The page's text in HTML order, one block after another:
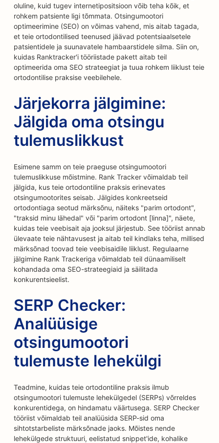
oluline, kuid tugev internetipositsioon võib teha kõik, et
rohkem patsiente ligi tõmmata. Otsingumootori
optimeerimine (SEO) on võimas vahend, mis aitab tagada,
et teie ortodontilised teenused jäävad potentsiaalsetele
patsientidele ja suunavatele hambaarstidele silma. Siin on,
kuidas Ranktracker'i tööriistade pakett aitab teil
optimeerida oma SEO strateegiat ja tuua rohkem liiklust teie
ortodontilise praksise veebilehele.
Järjekorra jälgimine:
Jälgida oma otsingu
tulemuslikkust
Esimene samm on teie praeguse otsingumootori
tulemuslikkuse mõistmine. Rank Tracker võimaldab teil
jälgida, kus teie ortodontiline praksis erinevates
otsingumootorites seisab. Jälgides konkreetseid
ortodontiaga seotud märksõnu, näiteks "parim ortodont",
"traksid minu lähedal" või "parim ortodont [linna]", näete,
kuidas teie veebisait aja jooksul järjestub. See tööriist annab
ülevaate teie nähtavusest ja aitab teil kindlaks teha, millised
märksõnad toovad teie veebisaidile liiklust. Regulaarne
jälgimine Rank Trackeriga võimaldab teil dünaamiliselt
kohandada oma SEO-strateegiaid ja säilitada
konkurentsieelist.
SERP Checker:
Analüüsige
otsingumootori
tulemuste lehekülgi
Teadmine, kuidas teie ortodontiline praksis ilmub
otsingumootori tulemuste lehekülgedel (SERPs) võrreldes
konkurentidega, on hindamatu väärtusega. SERP Checker
tööriist võimaldab teil analüüsida SERP-sid oma
sihtotstarbeliste märksõnade jaoks. Mõistes nende
lehekülgede struktuuri, eelistatud snippet'ide, kohalike